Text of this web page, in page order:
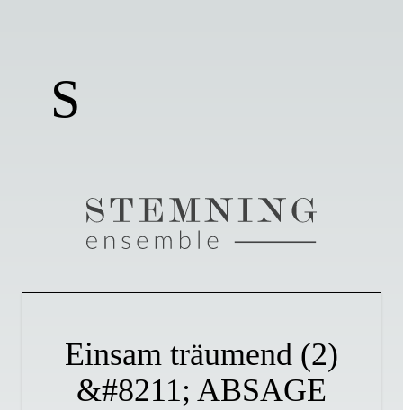
S
Einsam träumend (2)
&#8211; ABSAGE